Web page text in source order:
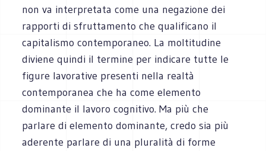
non va interpretata come una negazione dei
rapporti di sfruttamento che qualificano il
capitalismo contemporaneo. La moltitudine
diviene quindi il termine per indicare tutte le
figure lavorative presenti nella realtà
contemporanea che ha come elemento
dominante il lavoro cognitivo. Ma più che
parlare di elemento dominante, credo sia più
aderente parlare di una pluralità di forme